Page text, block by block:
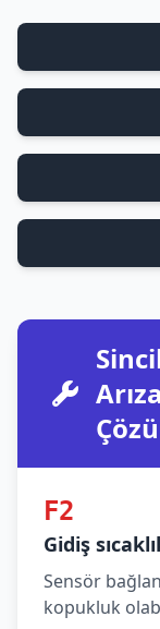
F2
Gidiş
Sensör
kopukluk